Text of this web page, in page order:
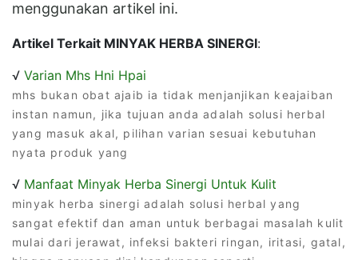
menggunakan artikel ini.
Artikel Terkait MINYAK HERBA SINERGI:
√ Varian Mhs Hni Hpai
mhs bukan obat ajaib ia tidak menjanjikan keajaiban
instan namun, jika tujuan anda adalah solusi herbal
yang masuk akal, pilihan varian sesuai kebutuhan
nyata produk yang
√ Manfaat Minyak Herba Sinergi Untuk Kulit
minyak herba sinergi adalah solusi herbal yang
sangat efektif dan aman untuk berbagai masalah kulit
mulai dari jerawat, infeksi bakteri ringan, iritasi, gatal,